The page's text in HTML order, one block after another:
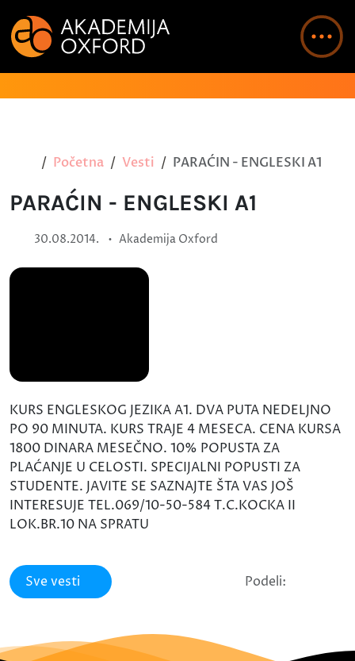
Početna Vesti PARAĆIN - ENGLESKI A1
PARAĆIN - ENGLESKI A1
30.08.2014. • Akademija Oxford
KURS ENGLESKOG JEZIKA A1. DVA PUTA NEDELJNO
PO 90 MINUTA. KURS TRAJE 4 MESECA. CENA KURSA
1800 DINARA MESEČNO. 10% POPUSTA ZA
PLAĆANJE U CELOSTI. SPECIJALNI POPUSTI ZA
STUDENTE. JAVITE SE SAZNAJTE ŠTA VAS JOŠ
INTERESUJE TEL.069/10-50-584 T.C.KOCKA II
LOK.BR.10 NA SPRATU
Sve vesti Podeli: